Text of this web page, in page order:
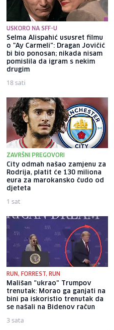
USKORO NA SFF-U
Selma Alispahić ususret filmu
o "Ay Carmeli": Dragan Jovičić
bi bio ponosan; nikada nisam
pomislila da igram s nekim
drugim
18 sati
ZAVRŠNI PREGOVORI
City odmah našao zamjenu za
Rodrija, platit će 130 miliona
eura za marokansko čudo od
djeteta
1 sat
RUN, FORREST, RUN
Mališan "ukrao" Trumpov
trenutak: Morao ga ganjati na
bini pa iskoristio trenutak da
se našali na Bidenov račun
3 sata